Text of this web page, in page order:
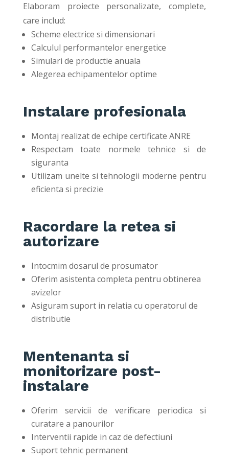
Elaboram proiecte personalizate, complete,
care includ:
Scheme electrice si dimensionari
Calculul performantelor energetice
Simulari de productie anuala
Alegerea echipamentelor optime
Instalare profesionala
Montaj realizat de echipe certificate ANRE
Respectam toate normele tehnice si de
siguranta
Utilizam unelte si tehnologii moderne pentru
eficienta si precizie
Racordare la retea si
autorizare
Intocmim dosarul de prosumator
Oferim asistenta completa pentru obtinerea
avizelor
Asiguram suport in relatia cu operatorul de
distributie
Mentenanta si
monitorizare post-
instalare
Oferim servicii de verificare periodica si
curatare a panourilor
Interventii rapide in caz de defectiuni
Suport tehnic permanent